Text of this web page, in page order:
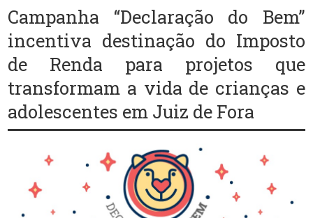
Campanha “Declaração do Bem”
incentiva destinação do Imposto
de Renda para projetos que
transformam a vida de crianças e
adolescentes em Juiz de Fora